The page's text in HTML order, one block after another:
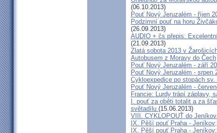
(06.10.2013)
Pouť Nový Jeruzalém - říjen
Podzimní pouť na horu
(26.09.2013)
AUDIO + čs přepis:
(21.09.2013)
Zlatá sobota 2013 v
Autobusem z Moravy do Čech
Pouť Nový Jeruzalém - září
Pouť Nový Jeruzalém - srpen
Cykloexpedice po stopách
Pouť Nový Jeruzalém -
Francie: Lurdy trápí záplavy,
I. pouť za oběti totalit a za
světadílu (15.06.2013)
VIII. CYKLOPOUŤ do
IX. Pěší pouť Praha -
IX. Pěší pouť Praha -